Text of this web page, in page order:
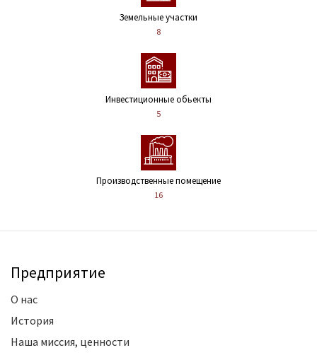
Земельные участки
8
Инвестиционные обьекты
5
Производственные помещение
16
Предприятие
О нас
История
Наша миссия, ценности